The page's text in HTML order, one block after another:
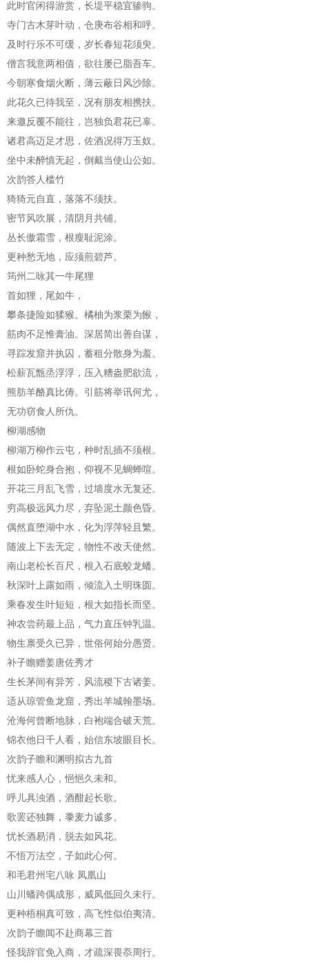
此时官闲得游赏，长堤平稳宜骖驹。
寺门古木芽叶动，仓庚布谷相和呼。
及时行乐不可缓，岁长春短花须臾。
僧言我意两相值，欲往屡已脂吾车。
今朝寒食烟火断，薄云蔽日风沙除。
此花久已待我至，况有朋友相携扶。
来邀反覆不能往，岂独负君花已辜。
诸君高迈足才思，佐酒况得万玉奴。
坐中未醉慎无起，倒戴当使山公如。
次韵答人槛竹
猗猗元自直，落落不须扶。
密节风吹展，清阴月共铺。
丛长傲霜雪，根瘦耻泥涂。
更种愁无地，应须煎碧芦。
筠州二咏其一牛尾狸
首如狸，尾如牛，
攀条捷险如猱猴。橘柚为浆栗为餱，
筋肉不足惟膏油。深居简出善自谋，
寻踪发窟并执囚，蓄租分散身为羞。
松薪瓦甑烝浮浮，压入糟盎肥欲流，
熊肪羊酪真比俦。引筋将举讯何尤，
无功窃食人所仇。
柳湖感物
柳湖万柳作云屯，种时乱插不须根。
根如卧蛇身合抱，仰视不见蜩蝉喧。
开花三月乱飞雪，过墙度水无复还。
穷高极远风力尽，弃坠泥土颜色昏。
偶然直堕湖中水，化为浮萍轻且繁。
随波上下去无定，物性不改天使然。
南山老松长百尺，根入石底蛟龙蟠。
秋深叶上露如雨，倾流入土明珠圆。
乘春发生叶短短，根大如指长而坚。
神农尝药最上品，气力直压钟乳温。
物生禀受久已异，世俗何始分愚贤。
补子瞻赠姜唐佐秀才
生长茅间有异芳，风流稷下古诸姜。
适从琼管鱼龙窟，秀出羊城翰墨场。
沧海何曾断地脉，白袍端合破天荒。
锦衣他日千人看，始信东坡眼目长。
次韵子瞻和渊明拟古九首
忧来感人心，悒悒久未和。
呼儿具浊酒，酒酣起长歌。
歌罢还独舞，黍麦力诚多。
忧长酒易消，脱去如风花。
不悟万法空，子如此心何。
和毛君州宅八咏 凤凰山
山川蟠跨偶成形，威凤低回久未行。
更种梧桐真可致，高飞性似伯夷清。
次韵子瞻闻不赴商幕三首
怪我辞官免入商，才疏深畏忝周行。